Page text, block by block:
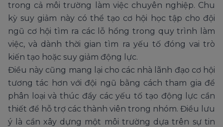
trong cả môi trường làm việc chuyên nghiệp. Chu
kỳ suy giảm này có thể tạo cơ hội học tập cho đội
ngũ cơ hội tìm ra các lỗ hổng trong quy trình làm
việc, và dành thời gian tìm ra yếu tố đóng vai trò
kiến tạo hoặc suy giảm động lực.
Điều này cũng mang lại cho các nhà lãnh đạo cơ hội
tương tác hơn với đội ngũ bằng cách tham gia để
phân loại và thúc đẩy các yếu tố tạo động lực cần
thiết để hỗ trợ các thành viên trong nhóm. Điều lưu
ý là cần xây dựng một môi trường dựa trên sự tin